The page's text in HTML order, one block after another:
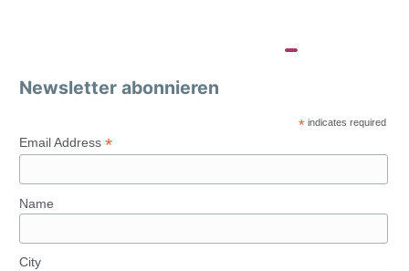
Newsletter abonnieren
* indicates required
Email Address *
Name
City